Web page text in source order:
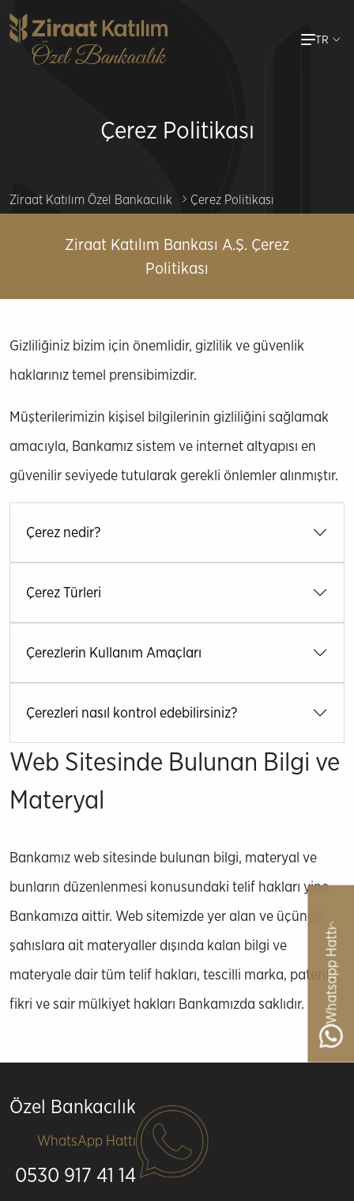
Ana
içeriğe
TR
Çerez Politikası
Ziraat Katılım Özel Bankacılık Çerez Politikası
Ziraat Katılım Bankası A.Ş. Çerez
Politikası
​​​​​​Gizliliğiniz bizim için önemlidir, gizlilik ve güvenlik
haklarınız temel prensibimizdir.
Müşterilerimizin kişisel bilgilerinin gizliliğini sağlamak
amacıyla, Bankamız sistem ve internet altyapısı en
güvenilir seviyede tutularak gerekli önlemler alınmıştır.
Çerez nedir?
Çerez Türleri
Çerezlerin Kullanım Amaçları
Çerezleri nasıl kontrol edebilirsiniz?
Web Sitesinde Bulunan Bilgi ve
Materyal
Bankamız web sitesinde bulunan bilgi, materyal ve
bunların düzenlenmesi konusundaki telif hakları yine
Bankamıza aittir. Web sitemizde yer alan ve üçüncü
şahıslara ait materyaller dışında kalan bilgi ve
materyale dair tüm telif hakları, tescilli marka, patent,
fikri ve sair mülkiyet hakları Bankamızda saklıdır.
Whatsapp Hattı
Özel Bankacılık
WhatsApp Hattı
0530 917 41 14